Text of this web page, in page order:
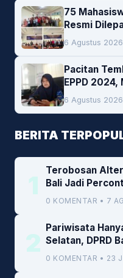
75
Resmi
Empat
6 Agustus 2026
Pacitan
EPPD 2024,
6 Agustus 2026
BERITA
1
Terobosan
Bali Jadi
Daerah
0 KOMENTAR • 7
2
Pariwisata
Selatan, DPRD
0 KOMENTAR • 23